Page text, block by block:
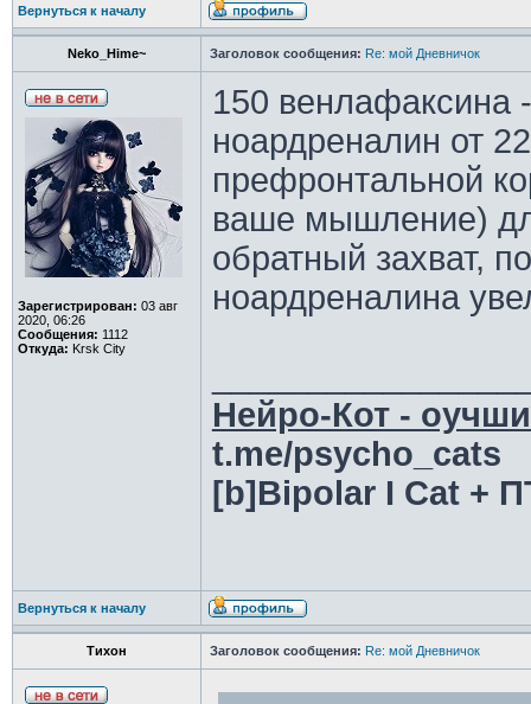
Вернуться к началу
Neko_Hime~ Заголовок сообщения: Re: мой Дневничок
Зарегистрирован: 03 авг
2020, 06:26
Сообщения: 1112
Откуда: Krsk City
150 венлафаксина
ноардреналин от
префронтальной
ваше мышление)
обратный захват,
ноардреналина
Нейро-Кот -
t.me/psycho_cats
[b]Bipolar I Cat +
Вернуться к началу
Тихон Заголовок сообщения: Re: мой Дневничок